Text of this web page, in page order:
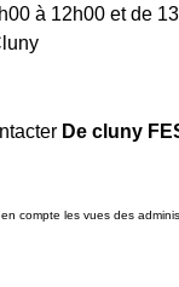
à 12h00 et de
De cluny
compte les vues des